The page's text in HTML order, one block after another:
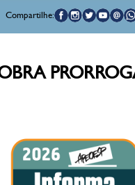
Compartilhe: